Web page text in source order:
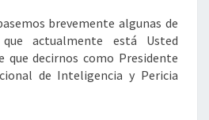
brevemente algunas de
actualmente está Usted
que decirnos como Presidente
de Inteligencia y Pericia